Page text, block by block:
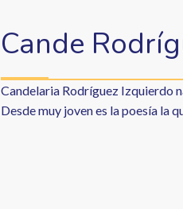
Cande
Candelaria Rodríguez Izquierdo
Desde muy joven es la poesía la